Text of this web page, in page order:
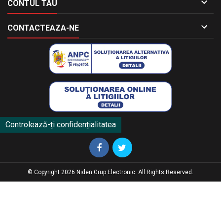
CONTUL TAU 
CONTACTEAZA-NE 
Controlează-ți confidențialitatea
© Copyright 2026 Niden Grup Electronic. All Rights Reserved.